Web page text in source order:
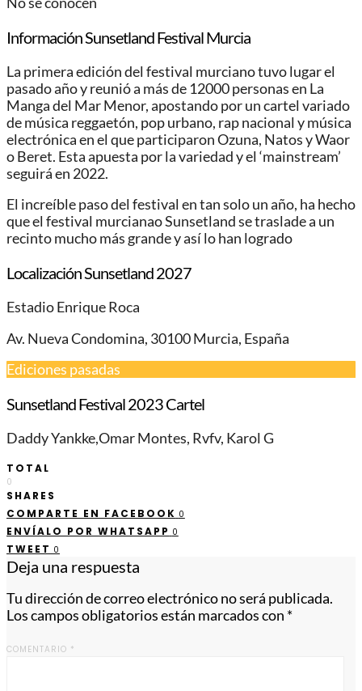
Información Sunsetland Festival Murcia
La primera edición del festival murciano tuvo lugar el
pasado año y reunió a más de 12000 personas en La
Manga del Mar Menor, apostando por un cartel variado
de música reggaetón, pop urbano, rap nacional y música
electrónica en el que participaron Ozuna, Natos y Waor
o Beret. Esta apuesta por la variedad y el ‘mainstream’
seguirá en 2022.
El increíble paso del festival en tan solo un año, ha hecho
que el festival murcianao Sunsetland se traslade a un
recinto mucho más grande y así lo han logrado
Localización Sunsetland 2027
Estadio Enrique Roca
Av. Nueva Condomina, 30100 Murcia, España
Ediciones pasadas
Sunsetland Festival 2023 Cartel
Daddy Yankke,Omar Montes, Rvfv, Karol G
TOTAL
0
SHARES
COMPARTE EN FACEBOOK 0
ENVÍALO POR WHATSAPP 0
TWEET 0
Deja una respuesta
Tu dirección de correo electrónico no será publicada.
Los campos obligatorios están marcados con *
COMENTARIO *